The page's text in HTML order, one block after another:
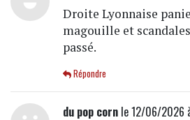
Droite Lyonnaise
magouille et
passé.
Répondre
du pop cornle 12/06/2026